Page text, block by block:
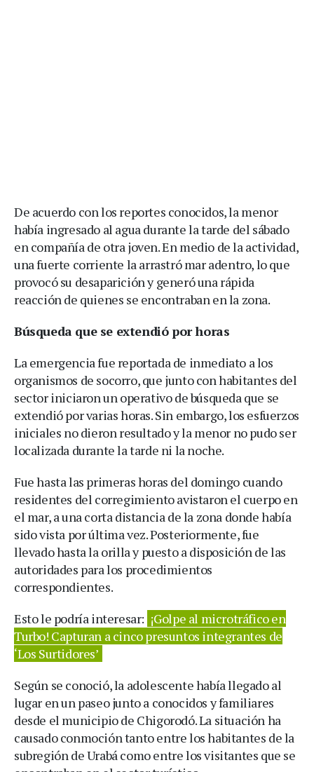
De acuerdo con los reportes conocidos, la menor
había ingresado al agua durante la tarde del sábado
en compañía de otra joven. En medio de la actividad,
una fuerte corriente la arrastró mar adentro, lo que
provocó su desaparición y generó una rápida
reacción de quienes se encontraban en la zona.
Búsqueda que se extendió por horas
La emergencia fue reportada de inmediato a los
organismos de socorro, que junto con habitantes del
sector iniciaron un operativo de búsqueda que se
extendió por varias horas. Sin embargo, los esfuerzos
iniciales no dieron resultado y la menor no pudo ser
localizada durante la tarde ni la noche.
Fue hasta las primeras horas del domingo cuando
residentes del corregimiento avistaron el cuerpo en
el mar, a una corta distancia de la zona donde había
sido vista por última vez. Posteriormente, fue
llevado hasta la orilla y puesto a disposición de las
autoridades para los procedimientos
correspondientes.
Esto le podría interesar: ¡Golpe al microtráfico en
Turbo! Capturan a cinco presuntos integrantes de
‘Los Surtidores’
Según se conoció, la adolescente había llegado al
lugar en un paseo junto a conocidos y familiares
desde el municipio de Chigorodó. La situación ha
causado conmoción tanto entre los habitantes de la
subregión de Urabá como entre los visitantes que se